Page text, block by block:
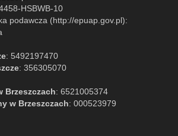
HSBWB-10
podawcza (http://epuap.gov.pl):
: 5492197470
: 356305070
Brzeszczach: 6521005374
w Brzeszczach: 000523979